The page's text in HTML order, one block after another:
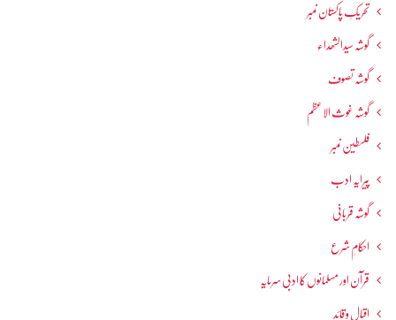
تحریکِ پاکستان نمبر
گوشہ سیدالشھداء
گوشہ تصوف
گوشہ غوث الاعظم
فلسطین نمبر
پیرایہ ادب
گوشہ قربانی
احکامِ شرع
قرآن اور مسلمانوں کا ادبی سرمایہ
اقبال و قائد